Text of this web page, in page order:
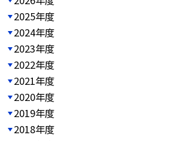
2025年度
2024年度
2023年度
2022年度
2021年度
2020年度
2019年度
2018年度